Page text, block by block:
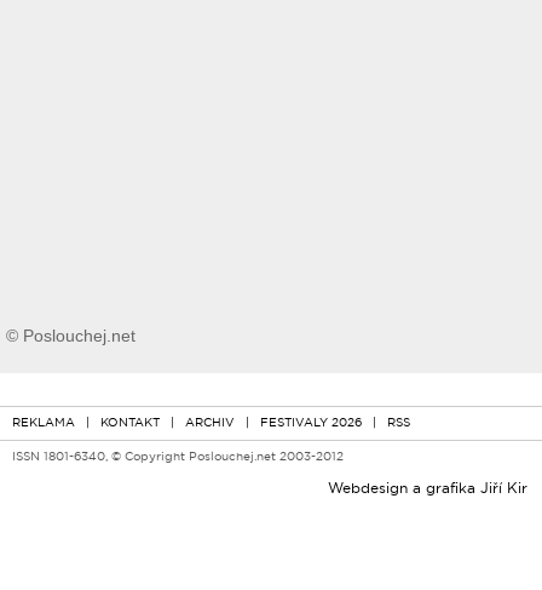
© Poslouchej.net
REKLAMA | KONTAKT | ARCHIV | FESTIVALY 2026 | RSS
ISSN 1801-6340, © Copyright Poslouchej.net 2003-2012
Webdesign a grafika Jiří Kir